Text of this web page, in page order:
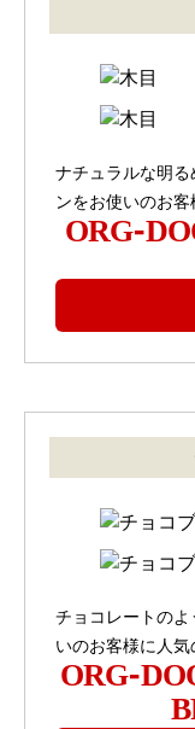
ナチュラルな明
ンをお使いのお客
ORG-
チョコレートの
いのお客様に人気
ORG-